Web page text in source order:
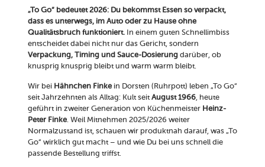
„To Go“ bedeutet 2026: Du bekommst Essen so verpackt,
dass es unterwegs, im Auto oder zu Hause ohne
Qualitätsbruch funktioniert.In einem guten Schnellimbiss
entscheidet dabei nicht nur das Gericht, sondern
Verpackung, Timing und Sauce-Dosierungdarüber, ob
knusprig knusprig bleibt und warm warm bleibt.
Wir bei Hähnchen Finkein Dorsten (Ruhrpott) leben „To Go“
seit Jahrzehnten als Alltag: Kult seitAugust 1966, heute
geführt in zweiter Generation von Küchenmeister Heinz-
Peter Finke. Weil Mitnehmen 2025/2026 weiter
Normalzustand ist, schauen wir produktnah darauf, was „To
Go“ wirklich gut macht – und wie Du bei uns schnell die
passende Bestellung triffst.